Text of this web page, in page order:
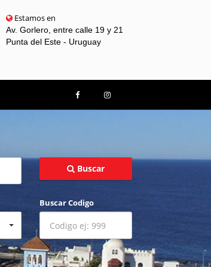
Estamos en
Av. Gorlero, entre calle 19 y 21
Punta del Este - Uruguay
Buscar
Buscar Codigo